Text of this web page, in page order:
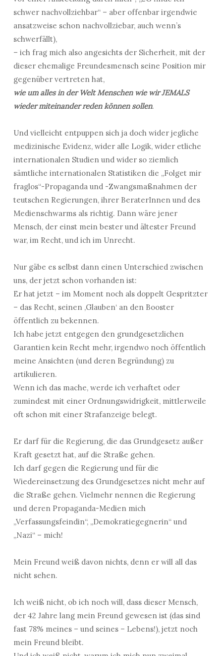
schwer nachvollziehbar“ – aber offenbar irgendwie
ansatzweise schon nachvollziebar, auch wenn’s
schwerfällt),
– ich frag mich also angesichts der Sicherheit, mit der
dieser ehemalige Freundesmensch seine Position mir
gegenüber vertreten hat,
wie um alles in der Welt Menschen wie wir JEMALS
wieder miteinander reden können sollen.
Und vielleicht entpuppen sich ja doch wider jegliche
medizinische Evidenz, wider alle Logik, wider etliche
internationalen Studien und wider so ziemlich
sämtliche internationalen Statistiken die „Folget mir
fraglos“-Propaganda und -Zwangsmaßnahmen der
teutschen Regierungen, ihrer BeraterInnen und des
Medienschwarms als richtig. Dann wäre jener
Mensch, der einst mein bester und ältester Freund
war, im Recht, und ich im Unrecht.
Nur gäbe es selbst dann einen Unterschied zwischen
uns, der jetzt schon vorhanden ist:
Er hat jetzt – im Moment noch als doppelt Gespritzter
– das Recht, seinen ‚Glauben‘ an den Booster
öffentlich zu bekennen.
Ich habe jetzt entgegen den grundgesetzlichen
Garantien kein Recht mehr, irgendwo noch öffentlich
meine Ansichten (und deren Begründung) zu
artikulieren.
Wenn ich das mache, werde ich verhaftet oder
zumindest mit einer Ordnungswidrigkeit, mittlerweile
oft schon mit einer Strafanzeige belegt.
Er darf für die Regierung, die das Grundgesetz außer
Kraft gesetzt hat, auf die Straße gehen.
Ich darf gegen die Regierung und für die
Wiedereinsetzung des Grundgesetzes nicht mehr auf
die Straße gehen. Vielmehr nennen die Regierung
und deren Propaganda-Medien mich
„Verfassungsfeindin“, „Demokratiegegnerin“ und
„Nazi“ – mich!
Mein Freund weiß davon nichts, denn er will all das
nicht sehen.
Ich weiß nicht, ob ich noch will, dass dieser Mensch,
der 42 Jahre lang mein Freund gewesen ist (das sind
fast 78% meines – und seines – Lebens!), jetzt noch
mein Freund bleibt.